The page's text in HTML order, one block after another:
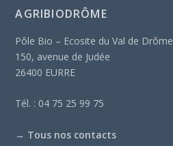
AGRIBIODRÔME
Pôle Bio – Ecosite du Val de Drôme
150, avenue de Judée
26400 EURRE
Tél. : 04 75 25 99 75
→ Tous nos contacts